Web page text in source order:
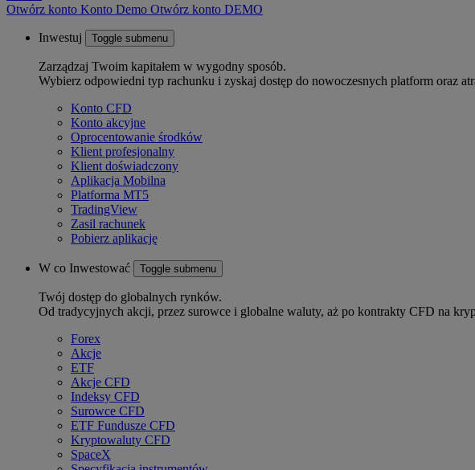
Otwórz konto Konto Demo Otwórz konto DEMO
Inwestuj Toggle submenu
Zarządzaj Twoim kapitałem w wygodny sposób.
Wybierz odpowiedni typ rachunku i zyskaj dostęp do nowoczesnych platform oraz
Konto CFD
Konto akcyjne
Oprocentowanie środków
Klient profesjonalny
Klient doświadczony
Aplikacja Mobilna
Platforma MT5
TradingView
Zasil rachunek
Pobierz aplikację
W co Inwestować Toggle submenu
Twój dostęp do globalnych rynków.
Od tradycyjnych akcji, przez surowce i globalne waluty, aż po kontrakty CFD na
Forex
Akcje
ETF
Akcje CFD
Indeksy CFD
Surowce CFD
ETF Fundusze CFD
Kryptowaluty CFD
SpaceX